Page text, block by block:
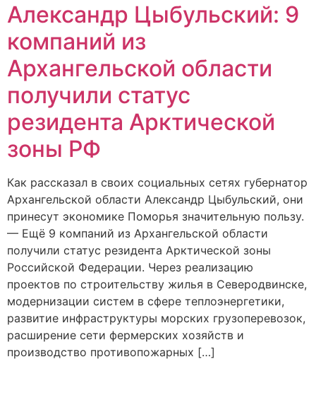
Александр Цыбульский: 9
компаний из
Архангельской области
получили статус
резидента Арктической
зоны РФ
Как рассказал в своих социальных сетях губернатор
Архангельской области Александр Цыбульский, они
принесут экономике Поморья значительную пользу.
— Ещё 9 компаний из Архангельской области
получили статус резидента Арктической зоны
Российской Федерации. Через реализацию
проектов по строительству жилья в Северодвинске,
модернизации систем в сфере теплоэнергетики,
развитие инфраструктуры морских грузоперевозок,
расширение сети фермерских хозяйств и
производство противопожарных […]